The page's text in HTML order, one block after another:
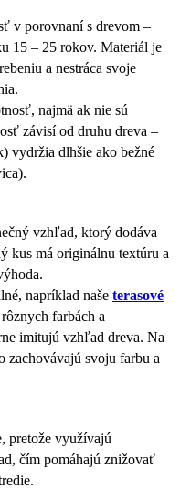
v porovnaní s drevom –
15 – 25 rokov. Materiál je
a nestráca svoje
najmä ak nie sú
závisí od druhu dreva –
vydržia dlhšie ako bežné
vzhľad, ktorý dodáva
kus má originálnu textúru a
napríklad naše terasové
farbách a
imitujú vzhľad dreva. Na
zachovávajú svoju farbu a
pretože využívajú
čím pomáhajú znižovať